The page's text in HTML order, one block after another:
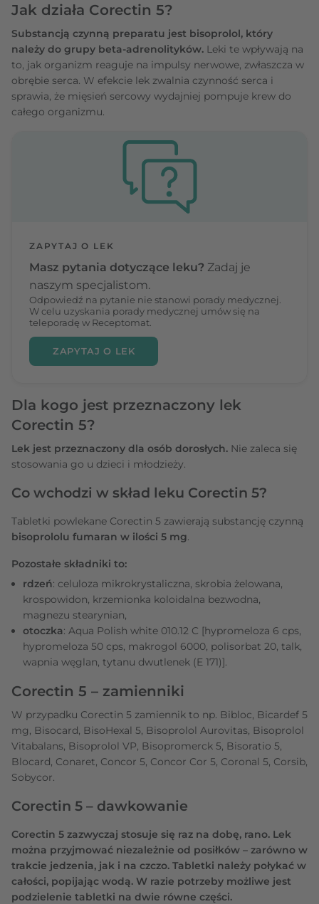
Jak działa Corectin 5?
Substancją czynną preparatu jest bisoprolol, który
należy do grupy beta-adrenolityków. Leki te wpływają na
to, jak organizm reaguje na impulsy nerwowe, zwłaszcza w
obrębie serca. W efekcie lek zwalnia czynność serca i
sprawia, że mięsień sercowy wydajniej pompuje krew do
całego organizmu.
ZAPYTAJ O LEK
Masz pytania dotyczące leku? Zadaj je
naszym specjalistom.
Odpowiedź na pytanie nie stanowi porady medycznej.
W celu uzyskania porady medycznej umów się na
teleporadę w Receptomat.
ZAPYTAJ O LEK
Dla kogo jest przeznaczony lek
Corectin 5?
Lek jest przeznaczony dla osób dorosłych. Nie zaleca się
stosowania go u dzieci i młodzieży.
Co wchodzi w skład leku Corectin 5?
Tabletki powlekane Corectin 5 zawierają substancję czynną
bisoprololu fumaran w ilości 5 mg.
Pozostałe składniki to:
rdzeń: celuloza mikrokrystaliczna, skrobia żelowana,
krospowidon, krzemionka koloidalna bezwodna,
magnezu stearynian,
otoczka: Aqua Polish white 010.12 C [hypromeloza 6 cps,
hypromeloza 50 cps, makrogol 6000, polisorbat 20, talk,
wapnia węglan, tytanu dwutlenek (E 171)].
Corectin 5 – zamienniki
W przypadku Corectin 5 zamiennik to np. Bibloc, Bicardef 5
mg, Bisocard, BisoHexal 5, Bisoprolol Aurovitas, Bisoprolol
Vitabalans, Bisoprolol VP, Bisopromerck 5, Bisoratio 5,
Blocard, Conaret, Concor 5, Concor Cor 5, Coronal 5, Corsib,
Sobycor.
Corectin 5 – dawkowanie
Corectin 5 zazwyczaj stosuje się raz na dobę, rano. Lek
można przyjmować niezależnie od posiłków – zarówno w
trakcie jedzenia, jak i na czczo. Tabletki należy połykać w
całości, popijając wodą. W razie potrzeby możliwe jest
podzielenie tabletki na dwie równe części.